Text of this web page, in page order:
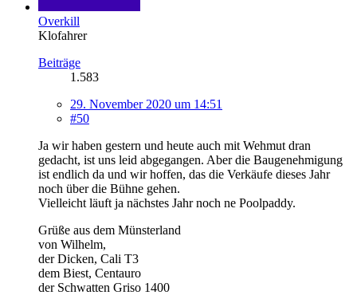
Overkill
Klofahrer
Beiträge
1.583
29. November 2020 um 14:51
#50
Ja wir haben gestern und heute auch mit Wehmut dran
gedacht, ist uns leid abgegangen. Aber die Baugenehmigung
ist endlich da und wir hoffen, das die Verkäufe dieses Jahr
noch über die Bühne gehen.
Vielleicht läuft ja nächstes Jahr noch ne Poolpaddy.
Grüße aus dem Münsterland
von Wilhelm,
der Dicken, Cali T3
dem Biest, Centauro
der Schwatten Griso 1400